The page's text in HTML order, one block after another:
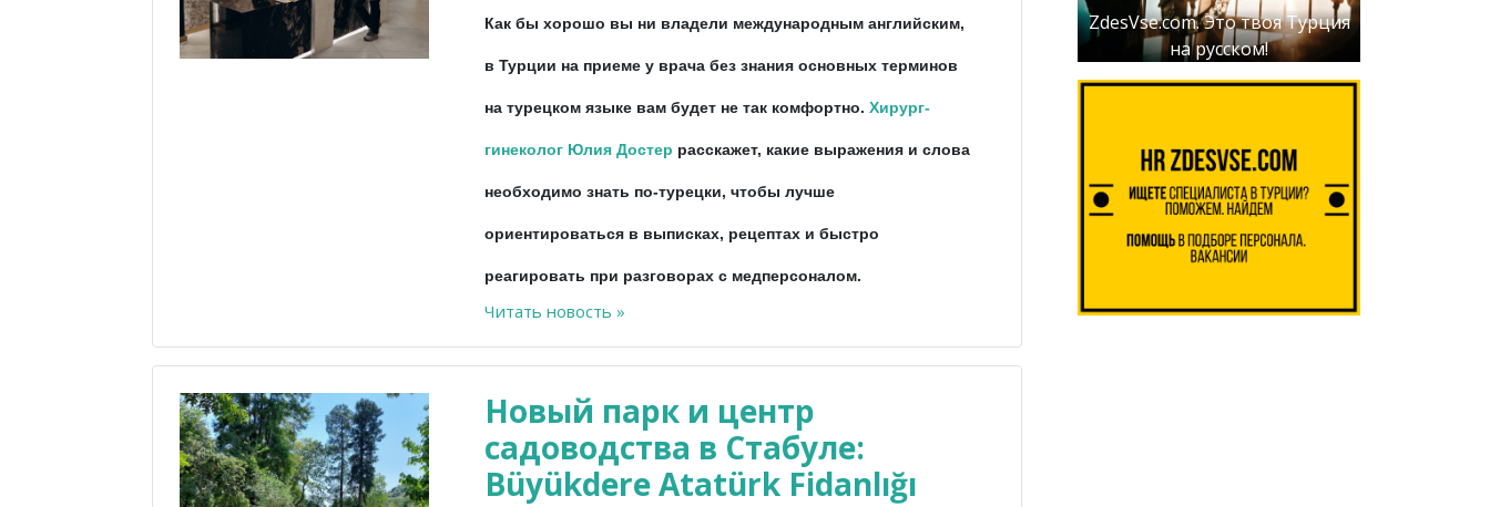
Как бы хорошо вы ни владели международным английским,
в Турции на приеме у врача без знания основных терминов
на турецком языке вам будет не так комфортно. Хирург-
гинеколог Юлия Достер расскажет, какие выражения и слова
необходимо знать по-турецки, чтобы лучше
ориентироваться в выписках, рецептах и быстро
реагировать при разговорах с медперсоналом.
Читать новость »
Новый парк и центр
садоводства в Стабуле:
Büyükdere Atatürk Fidanlığı
ZdesVse.com. Это твоя Турция
на русском!